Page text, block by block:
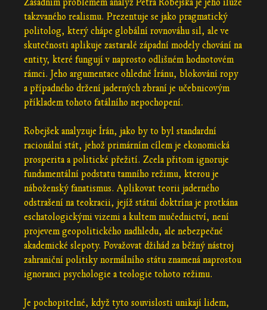
Zásadním problémem analýz Petra Robejška je jeho iluze
takzvaného realismu. Prezentuje se jako pragmatický
politolog, který chápe globální rovnováhu sil, ale ve
skutečnosti aplikuje zastaralé západní modely chování na
entity, které fungují v naprosto odlišném hodnotovém
rámci. Jeho argumentace ohledně Íránu, blokování ropy
a případného držení jaderných zbraní je učebnicovým
příkladem tohoto fatálního nepochopení.
Robejšek analyzuje Írán, jako by to byl standardní
racionální stát, jehož primárním cílem je ekonomická
prosperita a politické přežití. Zcela přitom ignoruje
fundamentální podstatu tamního režimu, kterou je
náboženský fanatismus. Aplikovat teorii jaderného
odstrašení na teokracii, jejíž státní doktrína je protkána
eschatologickými vizemi a kultem mučednictví, není
projevem geopolitického nadhledu, ale nebezpečné
akademické slepoty. Považovat džihád za běžný nástroj
zahraniční politiky normálního státu znamená naprostou
ignoranci psychologie a teologie tohoto režimu.
Je pochopitelné, když tyto souvislosti unikají lidem,